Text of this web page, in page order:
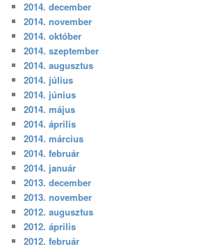
2014. december
2014. november
2014. október
2014. szeptember
2014. augusztus
2014. július
2014. június
2014. május
2014. április
2014. március
2014. február
2014. január
2013. december
2013. november
2012. augusztus
2012. április
2012. február